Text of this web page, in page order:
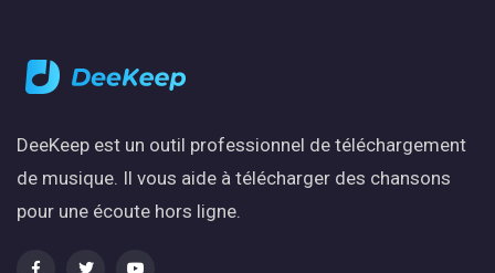
DeeKeep est un outil professionnel de téléchargement
de musique. Il vous aide à télécharger des chansons
pour une écoute hors ligne.